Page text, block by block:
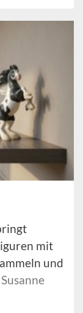
mit
und
Susanne